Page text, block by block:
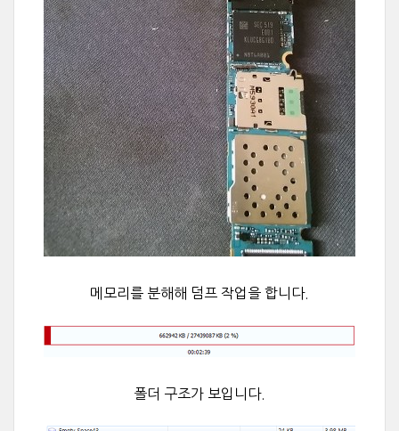
메모리를 분해해 덤프 작업을 합니다.
폴더 구조가 보입니다.